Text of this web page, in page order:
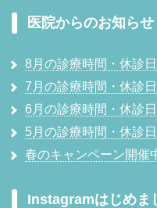
医院からのお知らせ
8月の診療時間・休診
7月の診療時間・休診
6月の診療時間・休診
5月の診療時間・休診
春のキャンペーン開催
Instagramはじめま